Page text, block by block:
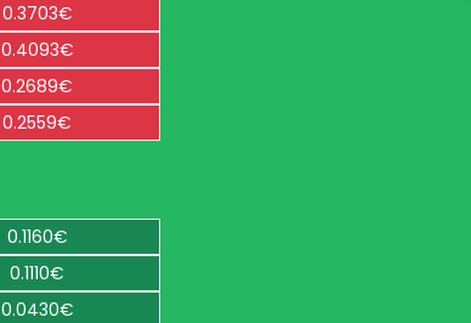
0.3703€
0.4093€
0.2689€
0.2559€
0.1160€
0.1110€
0.0430€